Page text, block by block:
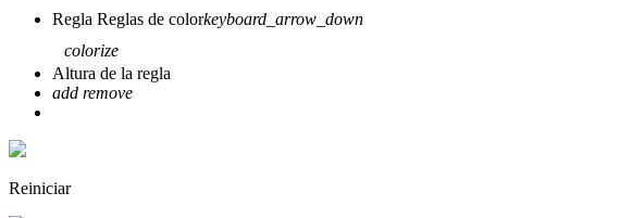
Regla Reglas de colorkeyboard_arrow_down
colorize
Altura de la regla
add remove
Reiniciar